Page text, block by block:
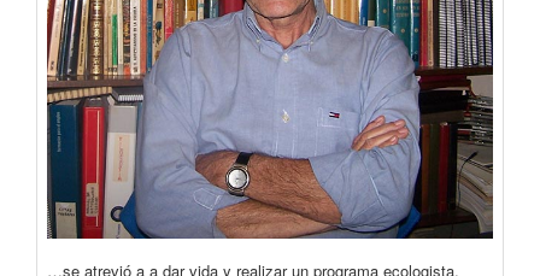
…se atrevió a a dar vida y realizar un programa ecologista,